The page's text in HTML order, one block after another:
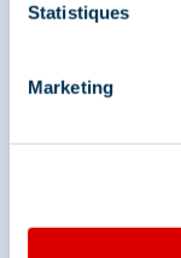
Statistiques
Marketing